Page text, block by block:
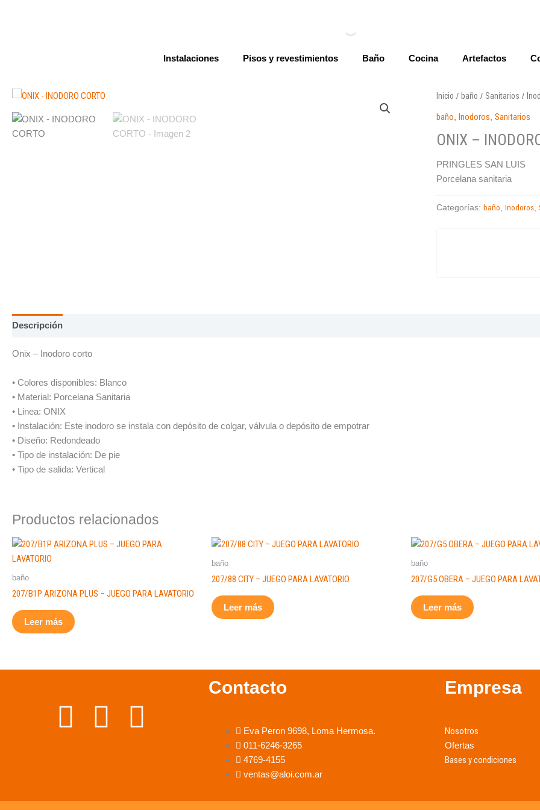
Instalaciones Pisos y revestimientos Baño Cocina Artefactos
Inicio / baño / Sanitarios /
baño,Inodoros,Sanitarios
ONIX –
PRINGLES SAN LUIS
Porcelana sanitaria
Categorías:baño ,Inodoros ,
Descripción
Onix – Inodoro corto
• Colores disponibles: Blanco
• Material: Porcelana Sanitaria
• Linea: ONIX
• Instalación: Este inodoro se instala con depósito de colgar, válvula o depósito de empotrar
• Diseño: Redondeado
• Tipo de instalación: De pie
• Tipo de salida: Vertical
Productos relacionados
baño
207/B1P ARIZONA PLUS – JUEGO PARA LAVATORIO
Leer más
baño
207/88 CITY – JUEGO PARA LAVATORIO
Leer más
baño
207/G5 OBERA – JUEGO PARA
Leer más
F
I
W
Contacto
Eva Peron 9698, Loma Hermosa.
011-6246-3265
4769-4155
ventas@aloi.com.ar
Empresa
Nosotros
Ofertas
Bases y condiciones